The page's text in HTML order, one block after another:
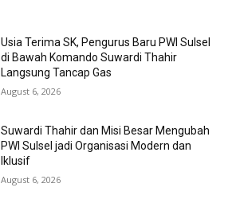
Usia Terima SK, Pengurus Baru PWI Sulsel
di Bawah Komando Suwardi Thahir
Langsung Tancap Gas
August 6, 2026
Suwardi Thahir dan Misi Besar Mengubah
PWI Sulsel jadi Organisasi Modern dan
Iklusif
August 6, 2026